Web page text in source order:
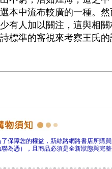
了保障您的權益，新絲路網路書店所購
聯為憑），且商品必須是全新狀態與完